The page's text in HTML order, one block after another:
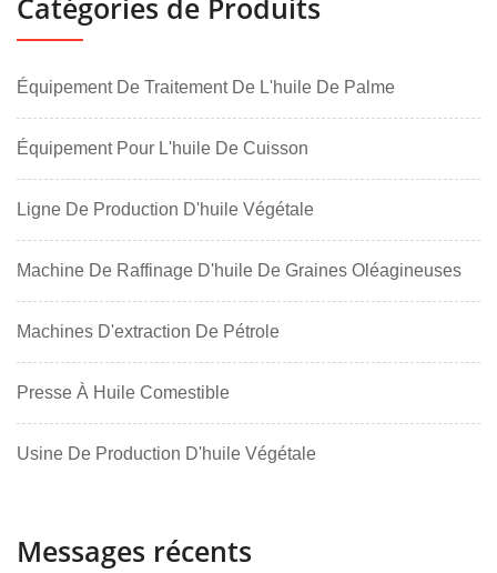
Équipement De Traitement De L'huile De Palme
Équipement Pour L'huile De Cuisson
Ligne De Production D'huile Végétale
Machine De Raffinage D'huile De Graines Oléagineuses
Machines D'extraction De Pétrole
Presse À Huile Comestible
Usine De Production D'huile Végétale
Messages récents